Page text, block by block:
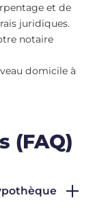
et de
juridiques.
notaire
domicile à
(FAQ)